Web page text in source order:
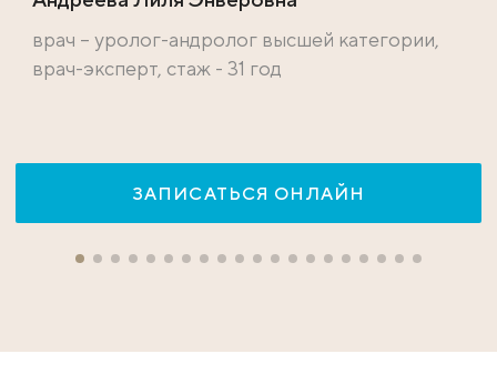
врач – уролог-андролог высшей категории,
врач-эксперт, стаж - 31 год
ЗАПИСАТЬСЯ ОНЛАЙН